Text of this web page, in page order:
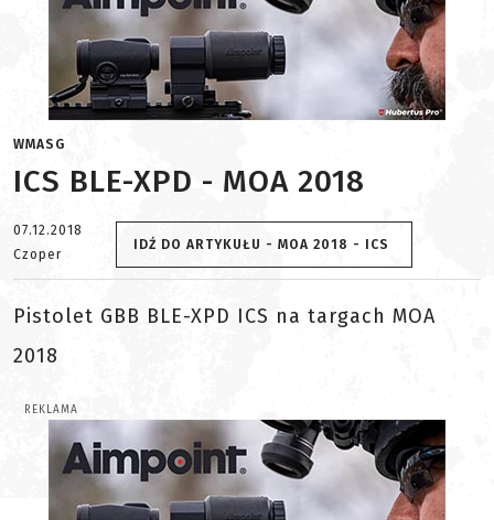
WMASG
ICS BLE-XPD - MOA 2018
07.12.2018
Czoper
IDŹ DO ARTYKUŁU - MOA 2018 - ICS
Pistolet GBB BLE-XPD ICS na targach MOA
2018
REKLAMA